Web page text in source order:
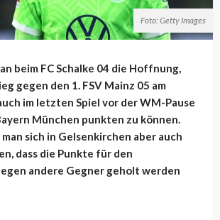
Foto: Getty Images
beim FC Schalke 04 die Hoffnung,
gegen den 1. FSV Mainz 05 am
im letzten Spiel vor der WM-Pause
München punkten zu können.
sich in Gelsenkirchen aber auch
dass die Punkte für den
andere Gegner geholt werden